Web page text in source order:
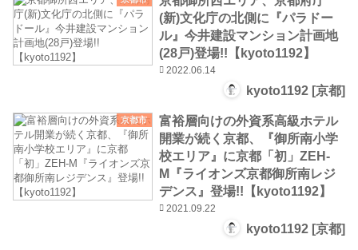
(新)文化庁の北側に『パラドー
ル』今井建設マンション計画地
(28戸)登場!!【kyoto1192】
2022.06.14
kyoto1192 [京都]
京都市
富裕層向けの外資系高級ホテル
開業が続く京都、『御所南小学
校エリア』に京都「初」ZEH-
M『ライオンズ京都御所南レジ
デンス』登場!!【kyoto1192】
2021.09.22
kyoto1192 [京都]